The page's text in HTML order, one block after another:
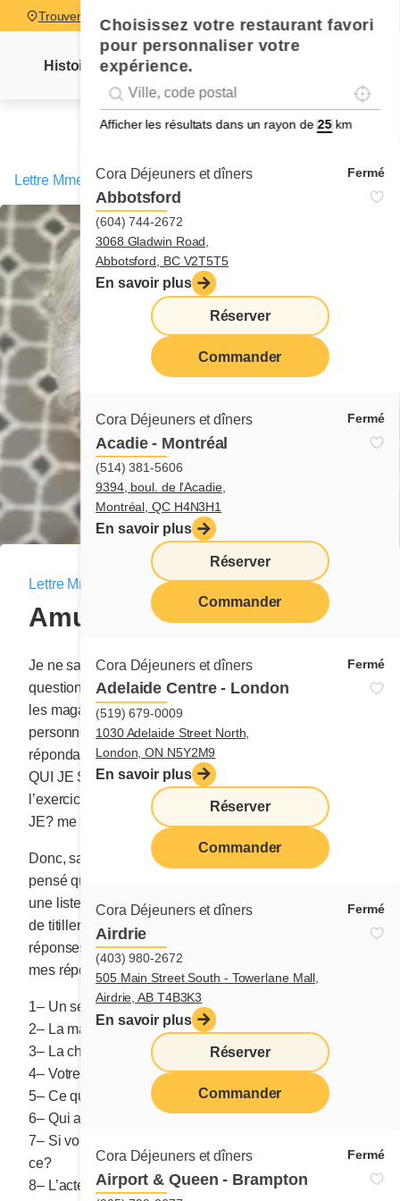
Choisissez votre restaurant favori
pour personnaliser votre
expérience.
Geolocation
Géolocalisation
Afficher les résultats dans un rayon de km
Cora Déjeuners et dîners Fermé
Abbotsford
(604) 744-2672
3068 Gladwin Road,
Abbotsford, BC V2T5T5
En savoir plus
Réserver
Commander
Cora Déjeuners et dîners Fermé
Acadie - Montréal
(514) 381-5606
9394, boul. de l'Acadie,
Montréal, QC H4N3H1
En savoir plus
Réserver
Commander
Cora Déjeuners et dîners Fermé
Adelaide Centre - London
(519) 679-0009
1030 Adelaide Street North,
London, ON N5Y2M9
En savoir plus
Réserver
Commander
Cora Déjeuners et dîners Fermé
Airdrie
(403) 980-2672
505 Main Street South - Towerlane Mall,
Airdrie, AB T4B3K3
En savoir plus
Réserver
Commander
Cora Déjeuners et dîners Fermé
Airport & Queen - Brampton
Trouver un restaurant
Histoire Lettre Mme Cora
Lettre Mme Cora/ Amusons-nous un peu!
Lettre Mme Cora 10 juin 2022
Amusons-nous un peu!
Je ne sais pas pour vous, mais moi j’adore les listes de
questions inusitées qu’on retrouve un peu partout dans
les magazines de psychologie ou de cheminement
personnel. Chaque fois, j’ai l’impression qu’en
répondant aux différentes questions, j’apprendrai enfin
QUI JE SUIS. Et pourtant, d’après mon expérience,
l’exercice est toujours à refaire, car l’éternel QUI SUIS-
JE? me semble insaisissable.
Donc, sans dénigrer ces savants questionnaires, j’ai
pensé qu’il serait rigolo ce matin de vous composer
une liste de questions disparates dont le seul but serait
de titiller votre réflexion. D’accord? Écrivez les
réponses dans votre tête. Si vous souhaitez découvrir
mes réponses, je vous les laisse à la fin du texte
1– Un seul mot pour vous décrire.
2– La mauvaise habitude que vous désirez perdre.
3– La chose la plus précieuse que vous possédez.
4– Votre plus grande qualité.
5– Ce qui vous met en colère.
6– Qui aimez-vous le plus au monde?
7– Si vous pouviez faire un seul miracle, lequel serait-
ce?
8– L’acte le plus courageux que vous ayez posé.